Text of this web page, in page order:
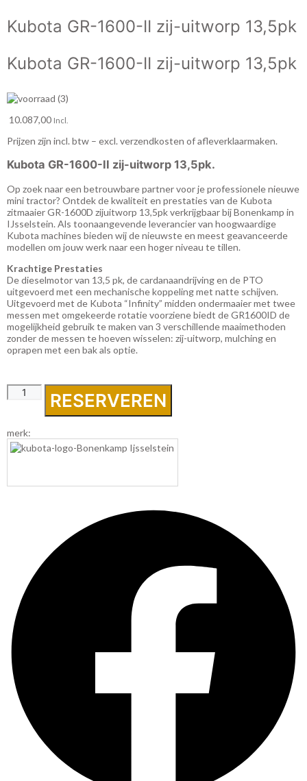
VERKOCHT
Kubota GR-1600-II zij-uitworp 13,5pk
Kubota GR-1600-II zij-uitworp 13,5pk
10.087,00 Incl.
Prijzen zijn incl. btw – excl. verzendkosten of afleverklaarmaken.
Kubota GR-1600-II zij-uitworp 13,5pk.
Op zoek naar een betrouwbare partner voor je professionele nieuwe
mini tractor? Ontdek de kwaliteit en prestaties van de Kubota
zitmaaier GR-1600D zijuitworp 13,5pk verkrijgbaar bij Bonenkamp in
IJsselstein. Als toonaangevende leverancier van hoogwaardige
Kubota machines bieden wij de nieuwste en meest geavanceerde
modellen om jouw werk naar een hoger niveau te tillen.
Krachtige Prestaties
De dieselmotor van 13,5 pk, de cardanaandrijving en de PTO
uitgevoerd met een mechanische koppeling met natte schijven.
Uitgevoerd met de Kubota “Infinity” midden ondermaaier met twee
messen met omgekeerde rotatie voorziene biedt de GR1600ID de
mogelijkheid gebruik te maken van 3 verschillende maaimethoden
zonder de messen te hoeven wisselen: zij-uitworp, mulching en
oprapen met een bak als optie.
Kubota
GR-
zij-
uitworp
RESERVEREN
merk: